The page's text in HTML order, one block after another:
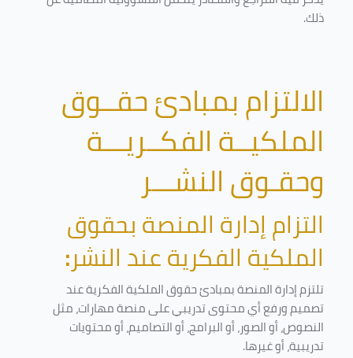
ذلك.
الالتزام بمبادئ حقــوق
الملكيــة الفكــريـــة
وحقـوق النشـــر
التزام إدارة المنصة بحقوق
الملكية الفكرية عند النشر:
تلتزم إدارة المنصة بمبادئ حقوق الملكية الفكرية عند
تصميم ورفع أي محتوى تدريبي على منصة مهارات، مثل
النصوص، أو الصور، أو البرامج، أو التصاميم، أو محتويات
تدريبية، أو غيرها.